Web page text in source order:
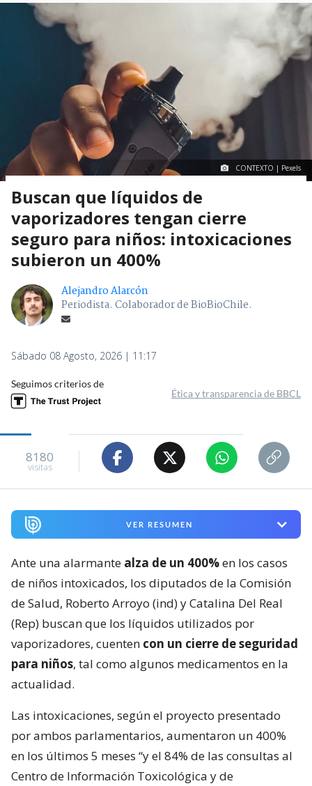
CONTEXTO | Pexels
Buscan que líquidos de
vaporizadores tengan cierre
seguro para niños: intoxicaciones
subieron un 400%
Alejandro Alarcón
Periodista. Colaborador de BioBioChile.
Sábado 08 Agosto, 2026 | 11:17
Seguimos criterios de
Ética y transparencia de BBCL
8180
visitas
VER RESUMEN
Ante una alarmante alza de un 400%en los casos
de niños intoxicados, los diputados de la Comisión
de Salud, Roberto Arroyo (ind) y Catalina Del Real
(Rep) buscan que los líquidos utilizados por
vaporizadores, cuenten con un cierre de seguridad
para niños, tal como algunos medicamentos en la
actualidad.
Las intoxicaciones, según el proyecto presentado
por ambos parlamentarios, aumentaron un 400%
en los últimos 5 meses “y el 84% de las consultas al
Centro de Información Toxicológica y de